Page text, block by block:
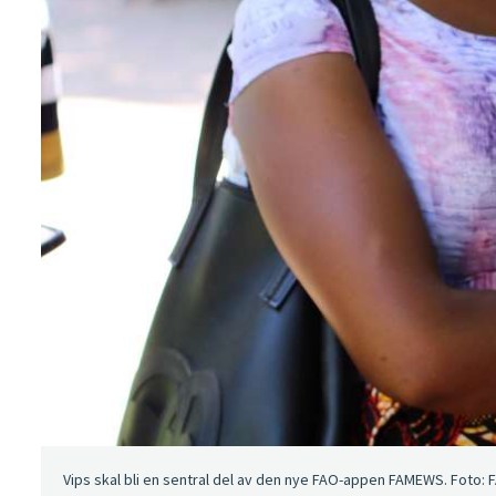
Vips skal bli en sentral del av den nye FAO-appen FAMEWS. Foto: